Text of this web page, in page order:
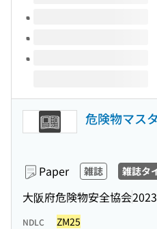
危険物マス
Paper 雑誌 雑誌タ
大阪府危険物安全協会
NDLC ZM25